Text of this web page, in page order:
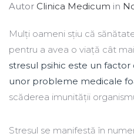
Autor Clinica Medicum in
Mulți oameni sțiu că
pentru a avea o viață cât
stresul psihic este un
unor probleme medicale
scăderea imunității
Stresul se manifestă în